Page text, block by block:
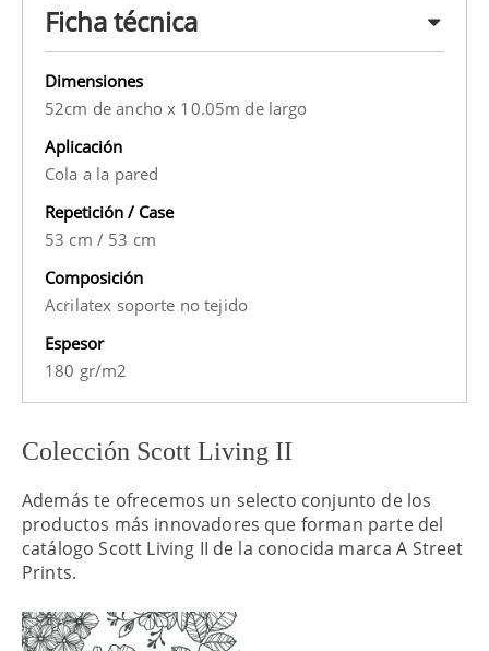
Ficha técnica
Dimensiones
52cm de ancho x 10.05m de largo
Aplicación
Cola a la pared
Repetición / Case
53 cm / 53 cm
Composición
Acrilatex soporte no tejido
Espesor
180 gr/m2
Colección Scott Living II
Además te ofrecemos un selecto conjunto de los
productos más innovadores que forman parte del
catálogo Scott Living II de la conocida marca A Street
Prints.